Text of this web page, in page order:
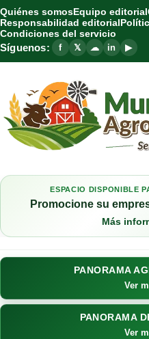
Quiénes somosEquipo editorial
Responsabilidad editorial
Condiciones del servicio
Síguenos: f 𝕏 ☁ in ▶
ESPACIO DISPONIBLE
Promocione su
Más
PANORAMA
Ver
PANORAMA
Ver